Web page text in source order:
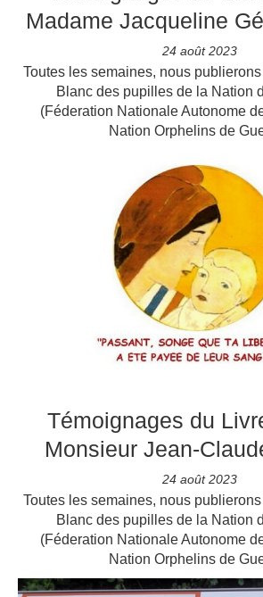
Madame Jacqueline
24 août 2023
Toutes les semaines, nous
Blanc des pupilles de la Nation
(Féderation Nationale Autonome
Nation Orphelins de
Témoignages du
Monsieur Jean-
24 août 2023
Toutes les semaines, nous
Blanc des pupilles de la Nation
(Féderation Nationale Autonome
Nation Orphelins de